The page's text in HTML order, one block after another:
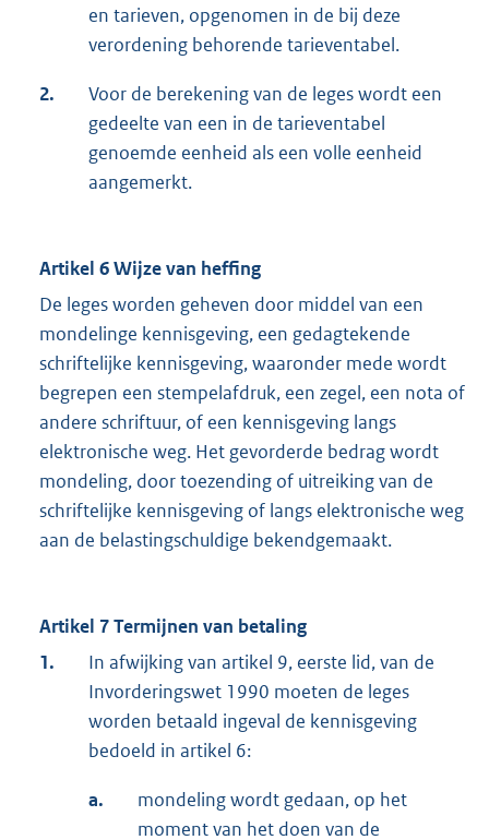
en tarieven, opgenomen in de bij deze
verordening behorende tarieventabel.
2.
Voor de berekening van de leges wordt een
gedeelte van een in de tarieventabel
genoemde eenheid als een volle eenheid
aangemerkt.
Artikel 6 Wijze van heffing
De leges worden geheven door middel van een
mondelinge kennisgeving, een gedagtekende
schriftelijke kennisgeving, waaronder mede wordt
begrepen een stempelafdruk, een zegel, een nota of
andere schriftuur, of een kennisgeving langs
elektronische weg. Het gevorderde bedrag wordt
mondeling, door toezending of uitreiking van de
schriftelijke kennisgeving of langs elektronische weg
aan de belastingschuldige bekendgemaakt.
Artikel 7 Termijnen van betaling
1.
In afwijking van artikel 9, eerste lid, van de
Invorderingswet 1990 moeten de leges
worden betaald ingeval de kennisgeving
bedoeld in artikel 6:
a.
mondeling wordt gedaan, op het
moment van het doen van de